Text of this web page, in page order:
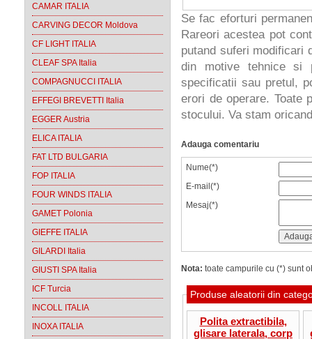
CAMAR ITALIA
CARVING DECOR Moldova
CF LIGHT ITALIA
CLEAF SPA Italia
COMPAGNUCCI ITALIA
EFFEGI BREVETTI Italia
EGGER Austria
ELICA ITALIA
FAT LTD BULGARIA
FOP ITALIA
FOUR WINDS ITALIA
GAMET Polonia
GIEFFE ITALIA
GILARDI Italia
GIUSTI SPA Italia
ICF Turcia
INCOLL ITALIA
INOXA ITALIA
Se fac eforturi
Rareori acestea pot
putand suferi modificari
din motive tehnice si
specificatii sau pretul,
erori de operare. Toate
stocului. Va stam
Adauga comentariu
Nume(*)
E-mail(*)
Mesaj(*)
Nota: toate campurile cu (*) sunt
Produse aleatorii din
Polita extractibila,
glisare laterala, corp